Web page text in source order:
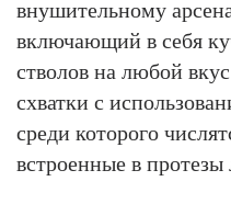
внушительному
включающий в себя
стволов на любой
схватки с
среди которого
встроенные в протезы